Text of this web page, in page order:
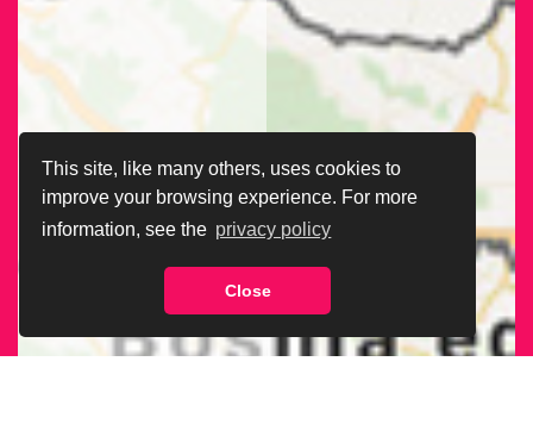
This site, like many others, uses cookies to
improve your browsing experience. For more
information, see the privacy policy
Close